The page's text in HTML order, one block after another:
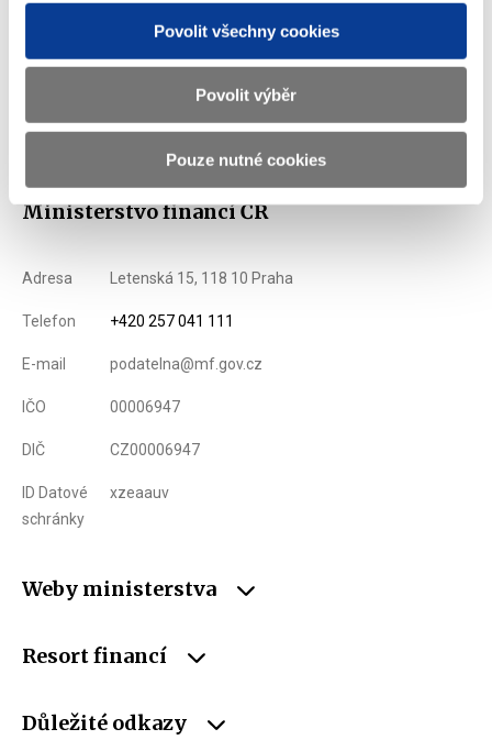
Povolit všechny cookies
Povolit výběr
Pouze nutné cookies
Ministerstvo financí ČR
Adresa Letenská 15, 118 10 Praha
Telefon +420 257 041 111
E-mail podatelna@mf.gov.cz
IČO 00006947
DIČ CZ00006947
ID Datové
schránky
xzeaauv
Weby ministerstva
Resort financí
Důležité odkazy